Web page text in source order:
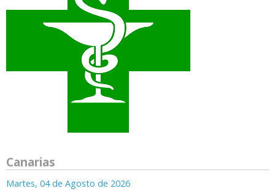
Canarias
Martes, 04 de Agosto de 2026